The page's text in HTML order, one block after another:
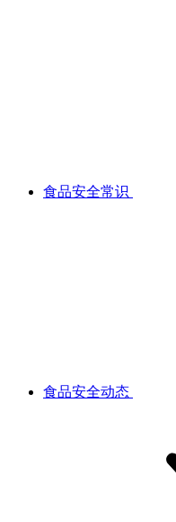
食品安全常识
食品安全动态